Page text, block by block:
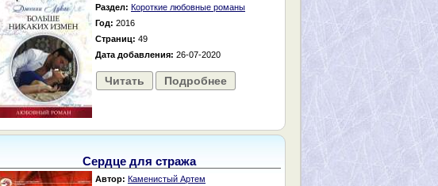
Раздел: Короткие любовные романы
Год: 2016
Страниц: 49
Дата добавления: 26-07-2020
Читать Подробнее
Сердце для стража
Автор: Каменистый Артем